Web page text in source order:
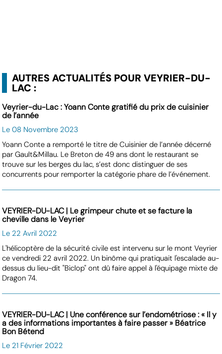
AUTRES ACTUALITÉS POUR VEYRIER-DU-
LAC :
Veyrier-du-Lac : Yoann Conte gratifié du prix de cuisinier
de l’année
Le 08 Novembre 2023
Yoann Conte a remporté le titre de Cuisinier de l’année décerné
par Gault&Millau. Le Breton de 49 ans dont le restaurant se
trouve sur les berges du lac, s’est donc distinguer de ses
concurrents pour remporter la catégorie phare de l’événement.
VEYRIER-DU-LAC | Le grimpeur chute et se facture la
cheville dans le Veyrier
Le 22 Avril 2022
L'hélicoptère de la sécurité civile est intervenu sur le mont Veyrier
ce vendredi 22 avril 2022. Un binôme qui pratiquait l'escalade au-
dessus du lieu-dit "Biclop" ont dû faire appel à l'équipage mixte de
Dragon 74.
VEYRIER-DU-LAC | Une conférence sur l’endométriose : « Il y
a des informations importantes à faire passer » Béatrice
Bon Bétend
Le 21 Février 2022